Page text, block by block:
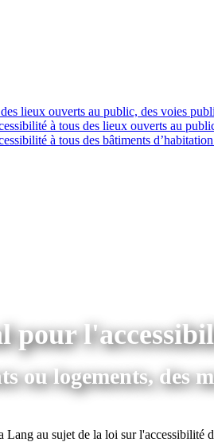
lieux ouverts au public, des voies
à tous des lieux ouverts au
à tous des bâtiments
pour
ou logements, des
Lang au sujet de la loi sur